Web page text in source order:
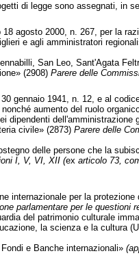
di legge sono assegnati, in
agosto 2000, n. 267, per la
e agli amministratori
San Leo, Sant'Agata
(2908) Parere delle
gennaio 1941, n. 12, e al
aumento del ruolo
civile» (2873) Parere delle
delle persone che la
I, V, VI, XII (ex articolo 73,
internazionale per la
parlamentare per le questioni
del patrimonio culturale
la scienza e la cultura
e Banche internazionali»